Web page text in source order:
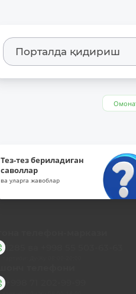
Тез-тез бериладиган
саволлар
ва уларга жавоблар